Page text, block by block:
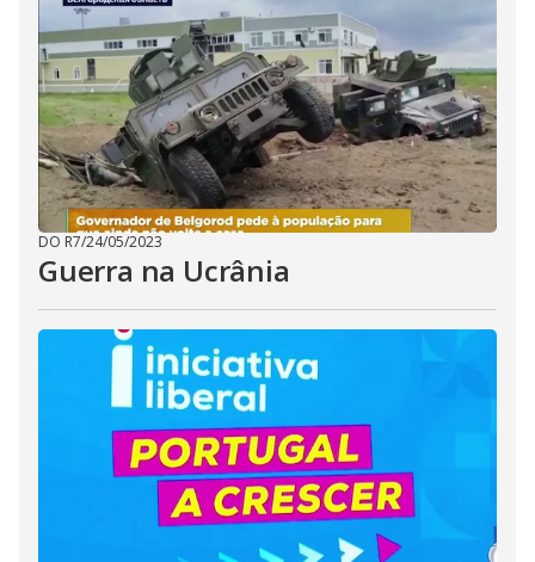
DO R7/24/05/2023
Guerra na Ucrânia